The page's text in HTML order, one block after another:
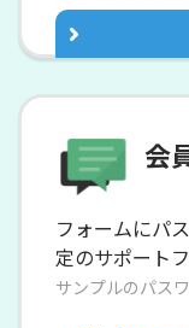
会
フォームにパ
定のサポート
サンプルのパス